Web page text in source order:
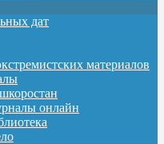
дат
материалов
онлайн